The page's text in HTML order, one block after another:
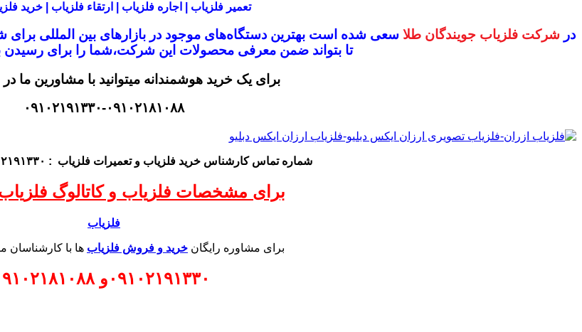
تعمیر فلزیاب | اجاره فلزیاب | ارتقاء فلزیاب | خرید
در شرکت فلزیاب جویندگان طلا سعی شده است بهترین دستگاه‌های موجود دربازار‌های بین المللی
تا بتواند ضمن معرفی محصولات این شرکت،شما را برای رسیدن
برای یک خرید هوشمندانه میتوانید با مشاورین ما در
۰۹۱۰۲۱۹۱۳۳۰-۰۹۱۰۲۱۸۱۰۸۸
شماره تماس کارشناسخرید فلزیاب و تعمیرات فلزیاب : ۰۹۱۰۲۱۹۱۳۳۰و ۰۹۱۰۲۱۸۱۰۸۸
برای مشخصات فلزیاب و کاتالوگ
فلزیاب
برای مشاوره رایگان خرید و فروش فلزیاب ها با کارشناسان
۰۹۱۰۲۱۹۱۳۳۰ و